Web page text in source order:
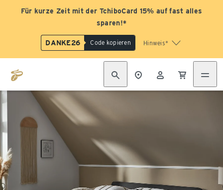
Für kurze Zeit mit der TchiboCard 15% auf fast alles
sparen!*
DANKE26 Code kopieren Hinweis*